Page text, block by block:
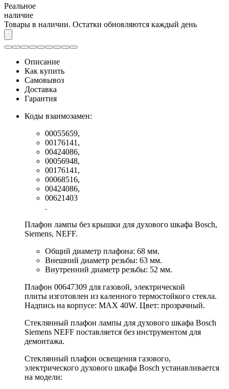
Реальное
наличие
Товары в наличии. Остатки обновляются каждый день
Описание
Как купить
Самовывоз
Доставка
Гарантия
Коды взаимозамен:
00055659,
00176141,
00424086,
00056948,
00176141,
00068516,
00424086,
00621403
.
Плафон лампы без крышки для духового шкафа Bosch,
Siemens, NEFF.
Общий диаметр плафона: 68 мм.
Внешний диаметр резьбы: 63 мм.
Внутренний диаметр резьбы: 52 мм.
Плафон 00647309 для газовой, электрической
плиты изготовлен из каленного термостойкого стекла.
Надпись на корпусе: MAX 40W. Цвет: прозрачный.
Стеклянный плафон лампы для духового шкафа Bosch
Siemens NEFF поставляется без инструментом для
демонтажа.
Стеклянный плафон освещения газового,
электрического духового шкафа Bosch устанавливается
на модели: